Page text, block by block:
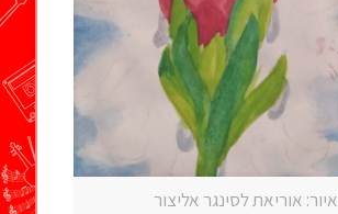
איור: אוריאת לסינגר אליצור